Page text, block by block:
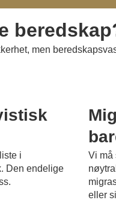
men
i
Den endelige
Vi må
eller